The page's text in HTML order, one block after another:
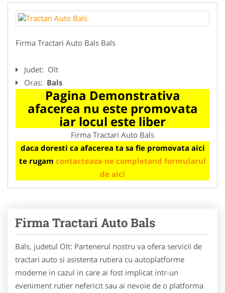
Firma Tractari Auto Bals Bals
Judet: Olt
Oras: Bals
Pagina Demonstrativa
afacerea nu este promovata
iar locul este liber
Firma Tractari Auto Bals
daca doresti ca afacerea ta sa fie promovata aici
te rugam contacteaza-ne completand formularul
de aici
Firma Tractari Auto Bals
Bals, judetul Olt: Partenerul nostru va ofera servicii de
tractari auto si asistenta rutiera cu autoplatforme
moderne in cazul in care ai fost implicat intr-un
eveniment rutier nefericit sau ai nevoie de o platforma